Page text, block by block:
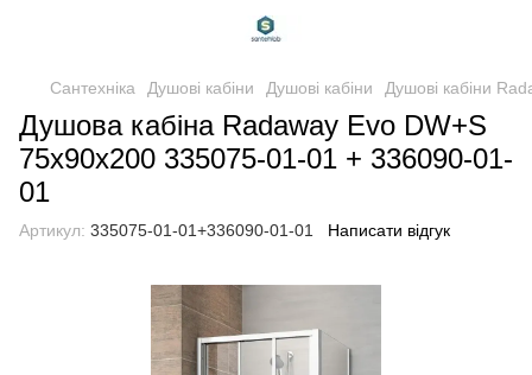
Сантехніка Душові кабіни Душові кабіни Душові кабіни
Душова кабіна Radaway Evo DW+S
75x90x200 335075-01-01 + 336090-01-
01
Артикул: 335075-01-01+336090-01-01 Написати відгук